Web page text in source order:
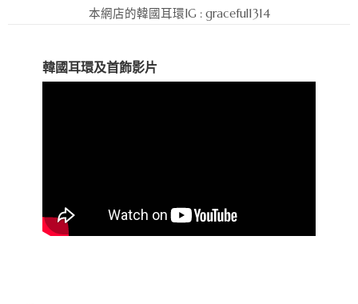
本網店的韓國耳環IG : graceful1314
韓國耳環及首飾影片